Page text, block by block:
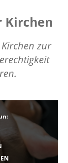
Kirchen
zur